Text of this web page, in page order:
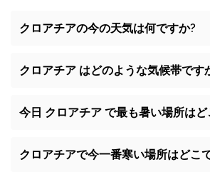
クロアチアの今の天気は何ですか?
クロアチア はどのような気候帯です
今日 クロアチア で最も暑い場所はど
クロアチアで今一番寒い場所はどこ